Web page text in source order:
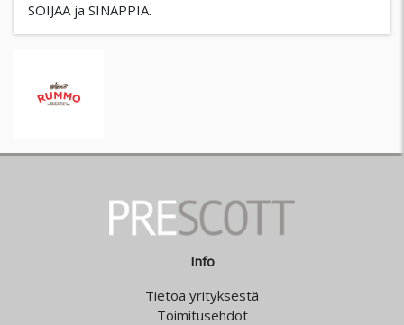
SOIJAA ja SINAPPIA.
Info
Tietoa yrityksestä
Toimitusehdot